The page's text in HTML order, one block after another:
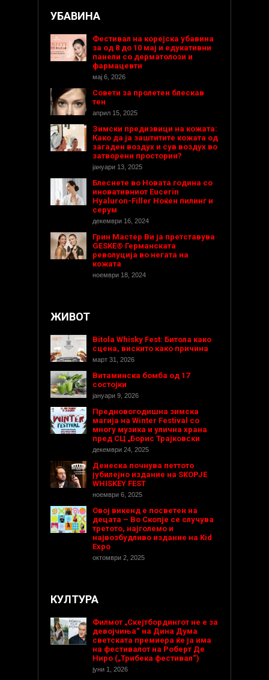
УБАВИНА
Фестивал на корејска убавина
за од 8 до 10 мај и едукативни
панели со дерматолози и
фармацевти
мај 6, 2026
Совети за пролетен блескав
тен
април 15, 2025
Зимски предизвици на кожата:
Како да ја заштитите кожата од
загаден воздух и сув воздух во
затворени простории?
јануари 13, 2025
Блеснете во Новата година со
иновативниот Eucerin
Hyaluron-Filler Ноќен пилинг и
серум
декември 16, 2024
Грин Мастер Ви ја претставува
GESKE® Германската
револуција во негата на
кожата
ноември 18, 2024
ЖИВОТ
Bitola Whisky Fest: Битола како
сцена, вискито како причина
март 31, 2026
Витаминска бомба од 17
состојки
јануари 9, 2026
Предновогодишнa зимска
магија на Winter Festival со
многу музика и улична храна
пред СЦ „Борис Трајковски
декември 24, 2025
Денеска почнува петтото
јубилејно издание на SKOPJE
WHISKEY FEST
ноември 6, 2025
Овој викенд е посветен на
децата – Во Скопје се случува
третото, најголемо и
највозбудливо издание на Kid
Expo
октомври 2, 2025
КУЛТУРА
Филмот „Скејтбордингот не е за
девојчиња“ на Дина Дума
светската премиера ќе ја има
на фестивалот на Роберт Де
Ниро („Трибека фестивал“)
јуни 1, 2026